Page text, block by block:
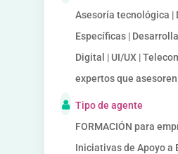
Asesoría tecnológica
Específicas |
Digital | UI/UX |
expertos que
Tipo de agente
FORMACIÓN para
Iniciativas de Apoyo a